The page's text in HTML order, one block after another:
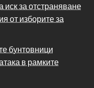
за отстраняване
от изборите за
бунтовници
в рамките